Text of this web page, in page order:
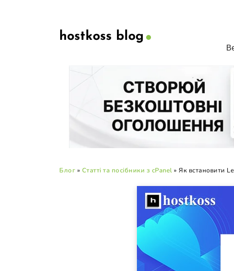
hostkoss blog
Блог » Статті та посібники з cPanel » Як встановити